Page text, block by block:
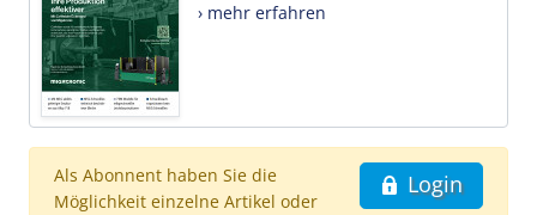
› mehr erfahren
Login
Als Abonnent haben Sie die
Möglichkeit einzelne Artikel oder